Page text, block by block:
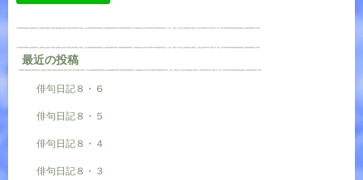
最近の投稿
俳句日記８・６
俳句日記８・５
俳句日記８・４
俳句日記８・３